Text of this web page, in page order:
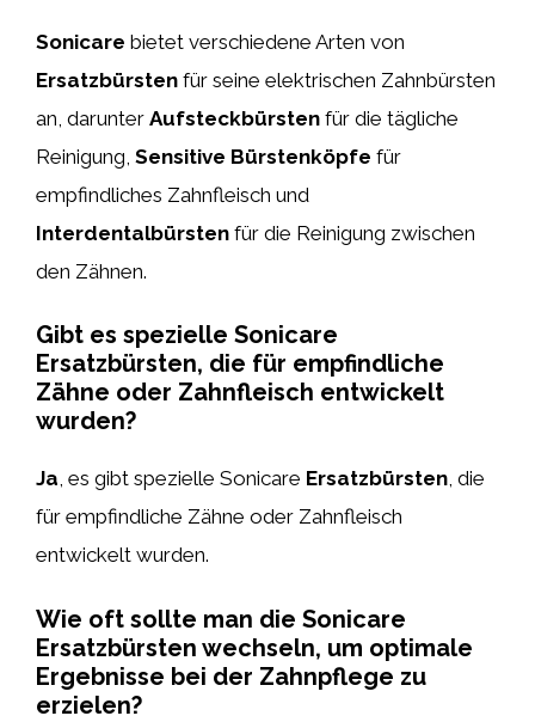
Sonicare bietet verschiedene Arten von
Ersatzbürsten für seine elektrischen Zahnbürsten
an, darunter Aufsteckbürsten für die tägliche
Reinigung, Sensitive Bürstenköpfe für
empfindliches Zahnfleisch und
Interdentalbürsten für die Reinigung zwischen
den Zähnen.
Gibt es spezielle Sonicare
Ersatzbürsten, die für empfindliche
Zähne oder Zahnfleisch entwickelt
wurden?
Ja, es gibt spezielle Sonicare Ersatzbürsten, die
für empfindliche Zähne oder Zahnfleisch
entwickelt wurden.
Wie oft sollte man die Sonicare
Ersatzbürsten wechseln, um optimale
Ergebnisse bei der Zahnpflege zu
erzielen?